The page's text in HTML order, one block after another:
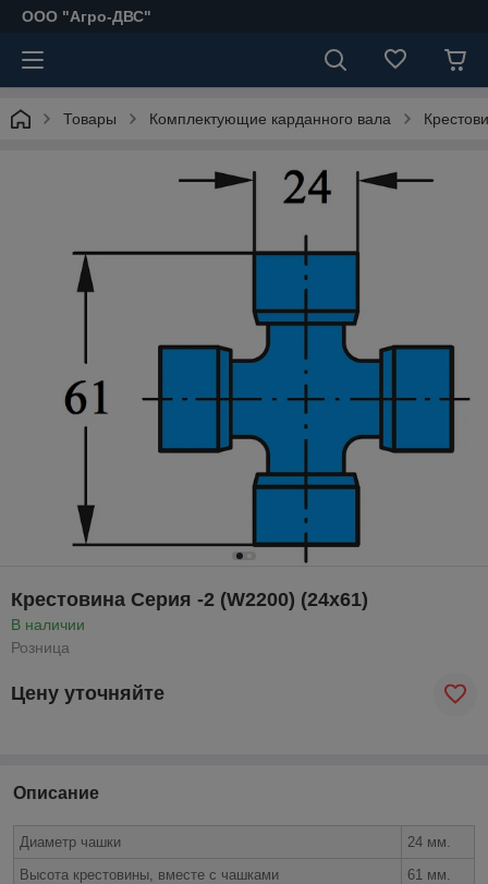
ООО "Агро-ДВС"
Товары Комплектующие карданного вала
Крестовина Серия -2 (W2200) (24x61)
В наличии
Розница
Цену уточняйте
Описание
Диаметр чашки
24 мм.
Высота крестовины, вместе с чашками
61 мм.